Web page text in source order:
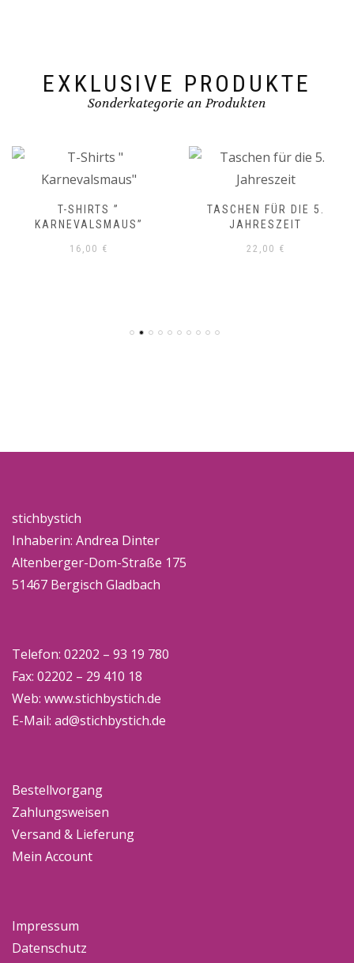
EXKLUSIVE PRODUKTE
Sonderkategorie an Produkten
T-SHIRTS ”
KARNEVALSMAUS”
16,00 €
TASCHEN FÜR DIE 5.
JAHRESZEIT
22,00 €
stichbystich
Inhaberin: Andrea Dinter
Altenberger-Dom-Straße 175
51467 Bergisch Gladbach
Telefon: 02202 – 93 19 780
Fax: 02202 – 29 410 18
Web: www.stichbystich.de
E-Mail: ad@stichbystich.de
Bestellvorgang
Zahlungsweisen
Versand & Lieferung
Mein Account
Impressum
Datenschutz